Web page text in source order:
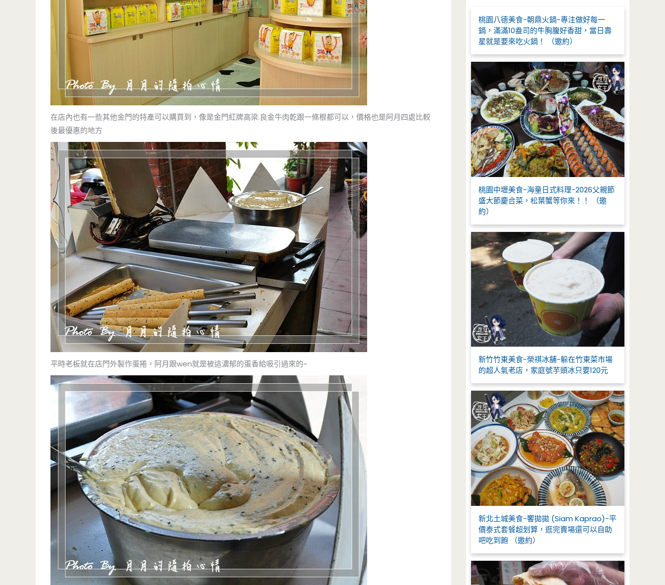
在店內也有一些其他金門的特產可以購買到，像是金門紅牌高梁.良金牛肉乾跟一條根都可以，價格也是阿月四處比較
後最優惠的地方
平時老板就在店門外製作蛋捲，阿月跟wen就是被這濃郁的蛋香給吸引過來的~
桃園八德美食-朝鼎火鍋-專注做好每一
鍋，滿滿10盎司的牛胸腹好香甜，當日壽
星就是要來吃火鍋！ （邀約）
桃園中壢美食-海童日式料理-2026父親節
盛大節慶合菜，松葉蟹等你來！！ （邀
約）
新竹竹東美食-榮祺冰舖-躲在竹東菜市場
的超人氣老店，家庭號芋頭冰只要120元
新北土城美食-饗拋拋 (Siam Kaprao)-平
價泰式套餐超划算，逛完賣場還可以自助
吧吃到飽 （邀約）